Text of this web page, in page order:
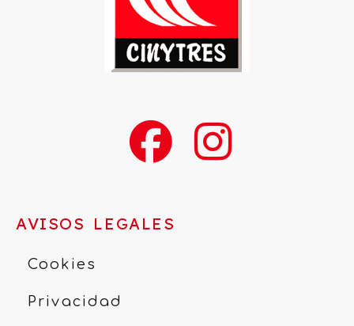
AVISOS LEGALES
Cookies
Privacidad